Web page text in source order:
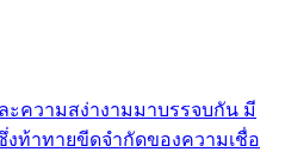
ความสง่างามมาบรรจบกัน มี
งท้าทายขีดจำกัดของความเชื่อ